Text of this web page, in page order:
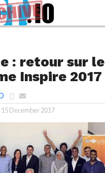
: retour sur le
Inspire 2017
15 December 2017